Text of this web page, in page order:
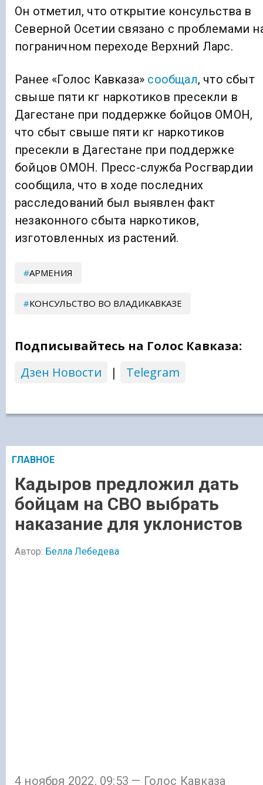
Он отметил, что открытие консульства в
Северной Осетии связано с проблемами
пограничном переходе Верхний Ларс.
Ранее «Голос Кавказа» сообщал, что сбыт
свыше пяти кг наркотиков пресекли в
Дагестане при поддержке бойцов ОМОН,
что сбыт свыше пяти кг наркотиков
пресекли в Дагестане при поддержке
бойцов ОМОН. Пресс-служба Росгвардии
сообщила, что в ходе последних
расследований был выявлен факт
незаконного сбыта наркотиков,
изготовленных из растений.
АРМЕНИЯ
КОНСУЛЬСТВО ВО ВЛАДИКАВКАЗЕ
Подписывайтесь на Голос Кавказа:
Дзен Новости
| Telegram
ГЛАВНОЕ
Кадыров предложил дать
бойцам на СВО выбрать
наказание для уклонистов
Автор: Белла Лебедева
4 ноября 2022, 09:53 — Голос Кавказа